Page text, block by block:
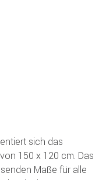
sich das
150 x 120 cm. Das
Maße für alle